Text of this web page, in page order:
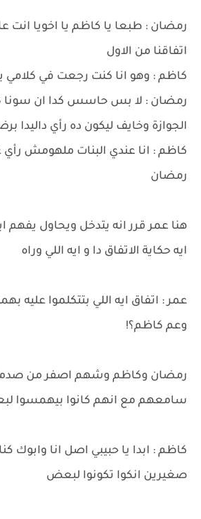
رمضان : طبعا يا كاظم يا اخويا انت
اتفاقنا من الاول
كاظم : وهو انا كنت رجعت في كلامي
رمضان : لا بس حاسس كدا ان سونا
الجوازة وخايف ليكون ده رأي داليدا
كاظم : انا عندي البنات ملهومش رأي
رمضان
هنا عمر قرر انه يتدخل ويحاول يفهم
ايه حكاية الاتفاق دا و ايه اللي وراه
عمر : اتفاق ايه اللي بتتكلموا عليه
وعم كاظم؟!
رمضان وكاظم وشهم اصفر من
سامعهم مع انهم كانوا بيهمسوا
كاظم : ابدا يا حبيبي اصل انا وابوك
صغيرين انكوا تكونوا لبعض